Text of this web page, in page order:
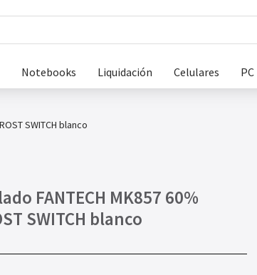
Notebooks Liquidación Celulares PC
SWITCH blanco
FANTECH MK857 60%
SWITCH blanco